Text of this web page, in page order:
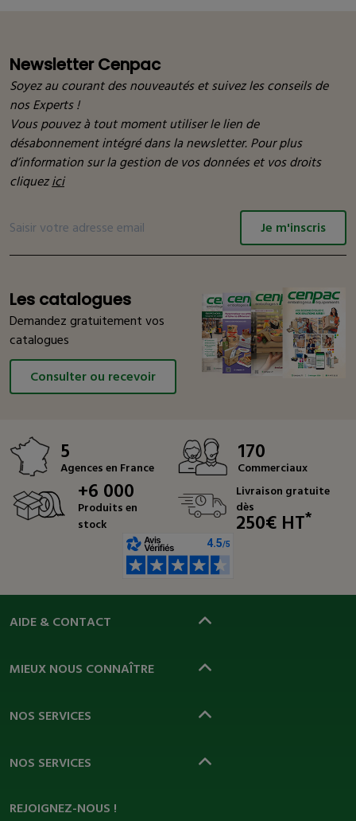
Newsletter Cenpac
Soyez au courant des nouveautés et suivez les conseils de
nos Experts !
Vous pouvez à tout moment utiliser le lien de
désabonnement intégré dans la newsletter. Pour plus
d’information sur la gestion de vos données et vos droits
cliquezici
Je m'inscris
Les catalogues
Demandez gratuitement vos
catalogues
Consulter ou recevoir
5
Agences en France
170
Commerciaux
+6 000
Produits en
stock
Livraison gratuite
dès
250€ HT*
AIDE & CONTACT
MIEUX NOUS CONNAÎTRE
NOS SERVICES
NOS SERVICES
REJOIGNEZ-NOUS !